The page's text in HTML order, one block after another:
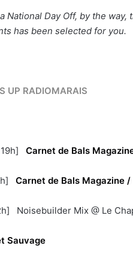
National Day Off, by the
has been selected for you.
UP RADIOMARAIS
Carnet de Bals
Carnet de Bals Magazine
Noisebuilder Mix @ Le
Sauvage